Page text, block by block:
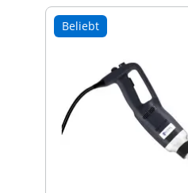
Beliebt